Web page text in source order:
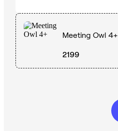
Meeting Owl 4+
2199